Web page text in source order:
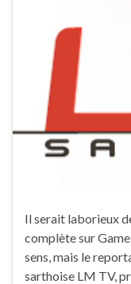
Il serait laborieux
complète sur
sens, mais le
sarthoise LM TV,